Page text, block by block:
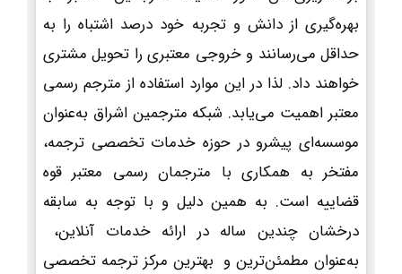
بهره‌گیری از دانش و تجربه خود درصد اشتباه را به
حداقل می‌رسانند و خروجی معتبری را تحویل مشتری
خواهند داد. لذا در این موارد استفاده از مترجم رسمی
معتبر اهمیت می‌یابد. شبکه مترجمین اشراق به‌عنوان
موسسه‌ای پیشرو در حوزه خدمات تخصصی ترجمه،
مفتخر به همکاری با مترجمان رسمی معتبر قوه
قضاییه است. به همین دلیل و با توجه به سابقه
درخشان چندین ساله در ارائه خدمات آنلاین،
به‌عنوان مطمئن‌ترین و بهترین مرکز ترجمه تخصصی